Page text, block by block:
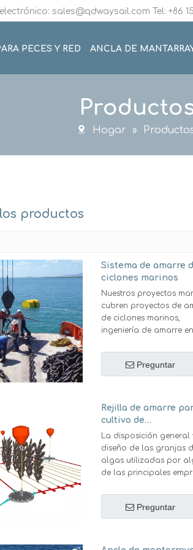
sales@qdwaysail.com Tel: +86
PECES Y RED ANCLA DE
Hogar »
productos
Sistema de amarre
ciclones marinos
Nuestros proyectos
cubren proyectos de
de ciclones marinos,
ingeniería de amarre en
operaciones de amarre
transferencia de barco a
líneas de amarre y
conectores conforman
de amarre puede ser
cadenas, cables de
cables metálicos. El
del sistema de amarre
ambientales locales y
propósito de la unidad
Preguntar
Rejilla de amarre
cultivo de
mejillones/
La disposición general
diseño de las granjas
algas utilizadas por
de las principales
en cuerdas de cultivo
horizontales unidas a
ser cuerdas de
Preguntar